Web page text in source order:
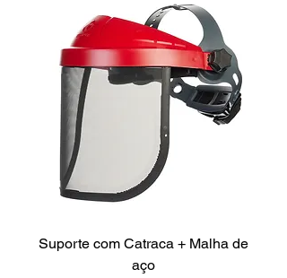
Suporte com Catraca + Malha de
aço